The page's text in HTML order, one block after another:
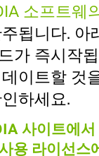
소프트웨
됩니다. 아
가 즉시작
이트할 것
하세요.
사이트에
용 라이선스